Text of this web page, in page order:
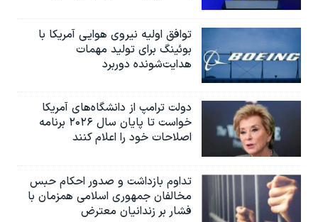
توافق اولیه نیروی هوایی آمریکا با
بوئينگ برای تولید مهمات
هدایت‌شونده دوربرد
دولت ترامپ از دانشگاه‌های آمریکا
خواست تا پایان سال ۲۰۲۶ برنامه
اصلاحات خود را اعلام کنند
تداوم بازداشت و صدور احکام حبس
مخالفان جمهوری اسلامی همزمان با
فشار بر زندانیان معترض